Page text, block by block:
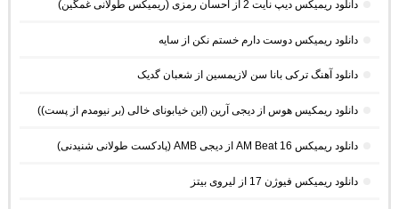
دانلود ریمیکس دیپ نایت 2 از احسان رمزی (ریمیکس طولانی غمگین)
دانلود ریمیکس دوست دارم خستم نکن از سایه
دانلود آهنگ ترکی بانا سن لازیمسین از شعبان گدیک
دانلود ریمکیس هوس از دیجی آرین (این خیابونای خالی (بر نیومدم از پست))
دانلود ریمیکس AM Beat 16 از دیجی AMB (پادکست طولانی شنیدنی)
دانلود ریمیکس فیوژن 17 از لیروی بیتز